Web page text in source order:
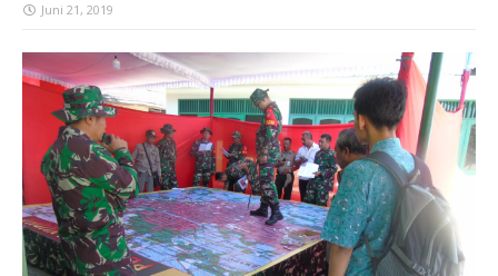
Juni 21, 2019